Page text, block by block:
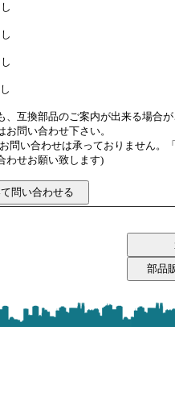
、互換部品のご案内が出来る場合
問い合わせ下さい。
問い合わせは承っておりません。
わせお願い致します)